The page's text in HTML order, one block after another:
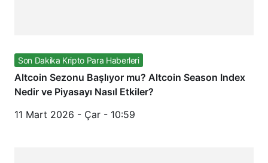
Son Dakika Kripto Para Haberleri
Altcoin Sezonu Başlıyor mu? Altcoin Season Index
Nedir ve Piyasayı Nasıl Etkiler?
11 Mart 2026 - Çar - 10:59